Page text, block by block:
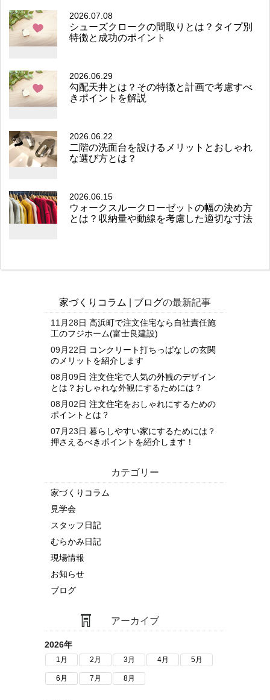
2026.07.08
シューズクロークの間取りとは？タイプ別
特徴と成功のポイント
2026.06.29
勾配天井とは？その特徴と計画で考慮すべ
きポイントを解説
2026.06.22
二階の洗面台を設けるメリットとおしゃれ
な選び方とは？
2026.06.15
ウォークスルークローゼットの幅の決め方
とは？収納量や動線を考慮した適切な寸法
家づくりコラム ブログの最新記事
11月28日 高浜町で注文住宅なら自社責任施
工のフジホーム(富士良建設)
09月22日 コンクリート打ちっぱなしの玄関
のメリットを紹介します
08月09日 注文住宅で人気の外観のデザイン
とは？おしゃれな外観にするためには？
08月02日 注文住宅をおしゃれにするための
ポイントとは？
07月23日 暮らしやすい家にするためには？
押さえるべきポイントを紹介します！
カテゴリー
家づくりコラム
見学会
スタッフ日記
むらかみ日記
現場情報
お知らせ
ブログ
アーカイブ
2026年
1月 2月 3月 4月 5月
6月 7月 8月